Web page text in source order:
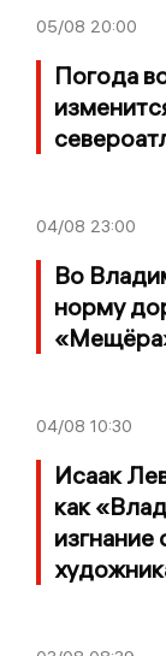
05/08 20:00
Погода
04/08 23:00
Во
норму
04/08 10:30
Исаак
как
изгнание